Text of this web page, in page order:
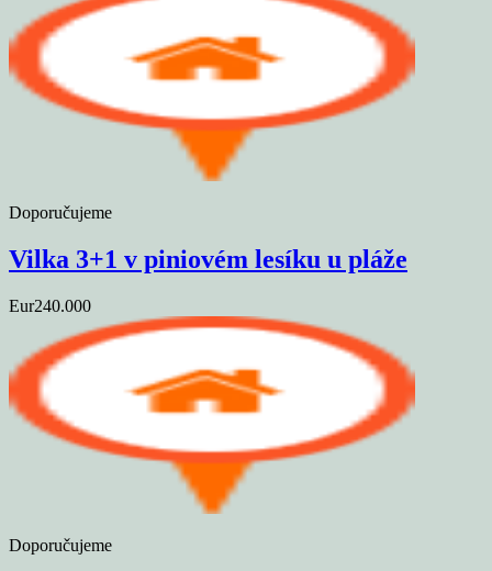
Doporučujeme
Vilka 3+1 v piniovém lesíku u pláže
Eur240.000
Doporučujeme